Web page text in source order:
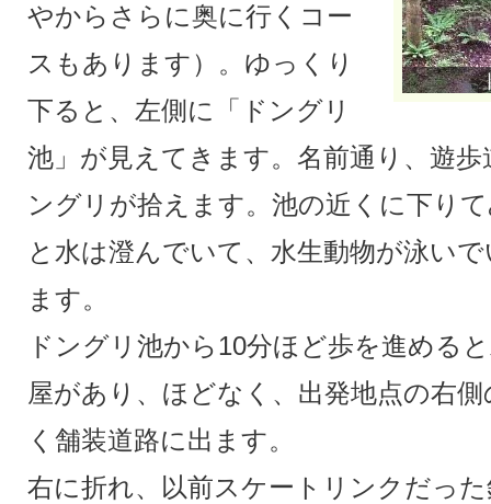
やからさらに奥に行くコー
スもあります）。ゆっくり
下ると、左側に「ドングリ
池」が見えてきます。名前通り、遊
ングリが拾えます。池の近くに下り
と水は澄んでいて、水生動物が泳い
ます。
ドングリ池から10分ほど歩を進める
屋があり、ほどなく、出発地点の右
く舗装道路に出ます。
右に折れ、以前スケートリンクだっ